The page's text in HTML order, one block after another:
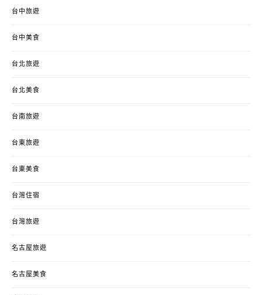
台中旅遊
台中美食
台北旅遊
台北美食
台南旅遊
台東旅遊
台東美食
台灣住宿
台灣旅遊
名古屋旅遊
名古屋美食